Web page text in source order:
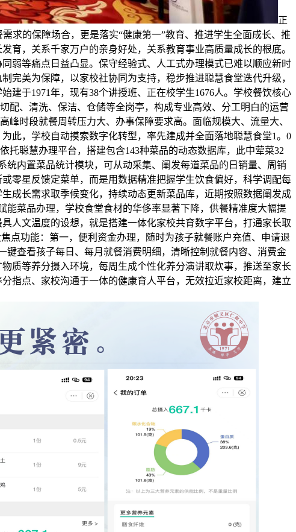
正
求的保障场合，更是落实“健康第一”教育、推进学生全面成长、推
育，关系千家万户的亲身好处，关系教育事业高质量成长的根底。
弱等痛点日益凸显。保守经验式、人工式办理模式已难以顺应新时
完美为保障，以家校社协同为支持，稳步推进聪慧食堂迭代升级，
建于1971年，现有38个讲授班、正在校学生1676人。学校餐饮核心
配、清洗、保洁、仓储等全岗亭，构成专业高效、分工明白的运营
峰时段就餐周转压力大、办事保障要求高。面临规模大、流量大、
此，学校自动摸索数字化转型，率先建成并全面落地聪慧食堂1。0
聪慧办理平台，搭建包含143种菜品的动态数据库，此中荤菜32
内置菜品统计模块，可从动采集、阐发每道菜品的日销量、周销
零星反馈定菜单，而是用数据精准把握学生饮食偏好，科学调配每
成长需求取季候变化，持续动态更新菜品库，近期按照数据阐发成
菜品办理，学校食堂食材的华侈率显著下降，供餐精准度大幅提
人文温度的设想，就是搭建一体化家校共育数字平台，打通家长取
点功能：第一，便利资金办理，随时为孩子就餐账户充值、申请退
查看孩子每日、每月就餐消费明细，清晰控制就餐内容、消费金
质等养分摄入环境，每周生成个性化养分演讲取炊事，推送至家长
指点、家校沟通于一体的健康育人平台，无效拉近家校距离，建立